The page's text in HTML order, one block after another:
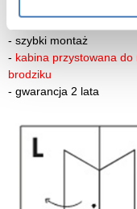
szkło zabezpieczone
- szybki montaż
- kabina przystowana
brodziku
- gwarancja 2 lata